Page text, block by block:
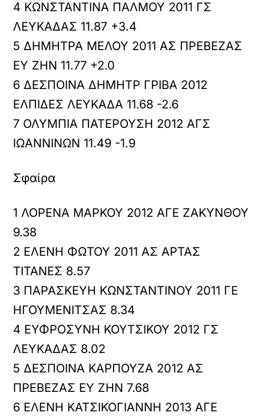
4 ΚΩΝΣΤΑΝΤΙΝΑ ΠΑΛΜΟΥ 2011 ΓΣ
ΛΕΥΚΑΔΑΣ 11.87 +3.4
5 ΔΗΜΗΤΡΑ ΜΕΛΟΥ 2011 ΑΣ ΠΡΕΒΕΖΑΣ
ΕΥ ΖΗΝ 11.77 +2.0
6 ΔΕΣΠΟΙΝΑ ΔΗΜΗΤΡ ΓΡΙΒΑ 2012
ΕΛΠΙΔΕΣ ΛΕΥΚΑΔΑ 11.68 -2.6
7 ΟΛΥΜΠΙΑ ΠΑΤΕΡΟΥΣΗ 2012 ΑΓΣ
ΙΩΑΝΝΙΝΩΝ 11.49 -1.9
Σφαίρα
1 ΛΟΡΕΝΑ ΜΑΡΚΟΥ 2012 ΑΓΕ ΖΑΚΥΝΘΟΥ
9.38
2 ΕΛΕΝΗ ΦΩΤΟΥ 2011 ΑΣ ΑΡΤΑΣ
ΤΙΤΑΝΕΣ 8.57
3 ΠΑΡΑΣΚΕΥΗ ΚΩΝΣΤΑΝΤΙΝΟΥ 2011 ΓΕ
ΗΓΟΥΜΕΝΙΤΣΑΣ 8.34
4 ΕΥΦΡΟΣΥΝΗ ΚΟΥΤΣΙΚΟΥ 2012 ΓΣ
ΛΕΥΚΑΔΑΣ 8.02
5 ΔΕΣΠΟΙΝΑ ΚΑΡΠΟΥΖΑ 2012 ΑΣ
ΠΡΕΒΕΖΑΣ ΕΥ ΖΗΝ 7.68
6 ΕΛΕΝΗ ΚΑΤΣΙΚΟΓΙΑΝΝΗ 2013 ΑΓΕ